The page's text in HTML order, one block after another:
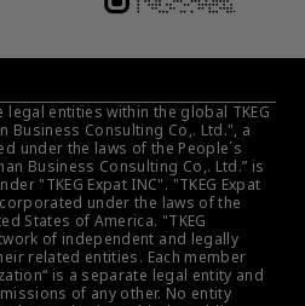
legal entities within the global TKEG
Business Consulting Co,. Ltd.", a
under the laws of the People´s
Business Consulting Co,. Ltd.” is
"TKEG Expat INC". "TKEG Expat
under the laws of the
States of America. "TKEG
of independent and legally
related entities. Each member
is a separate legal entity and
of any other. No entity